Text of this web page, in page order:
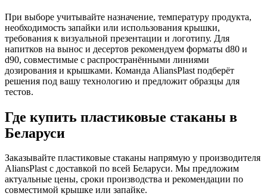
При выборе учитывайте назначение, температуру продукта,
необходимость запайки или использования крышки,
требования к визуальной презентации и логотипу. Для
напитков на вынос и десертов рекомендуем форматы d80 и
d90, совместимые с распространёнными линиями
дозирования и крышками. Команда AliansPlast подберёт
решения под вашу технологию и предложит образцы для
тестов.
Где купить пластиковые стаканы в
Беларуси
Заказывайте пластиковые стаканы напрямую у производителя
AliansPlast с доставкой по всей Беларуси. Мы предложим
актуальные цены, сроки производства и рекомендации по
совместимой крышке или запайке.